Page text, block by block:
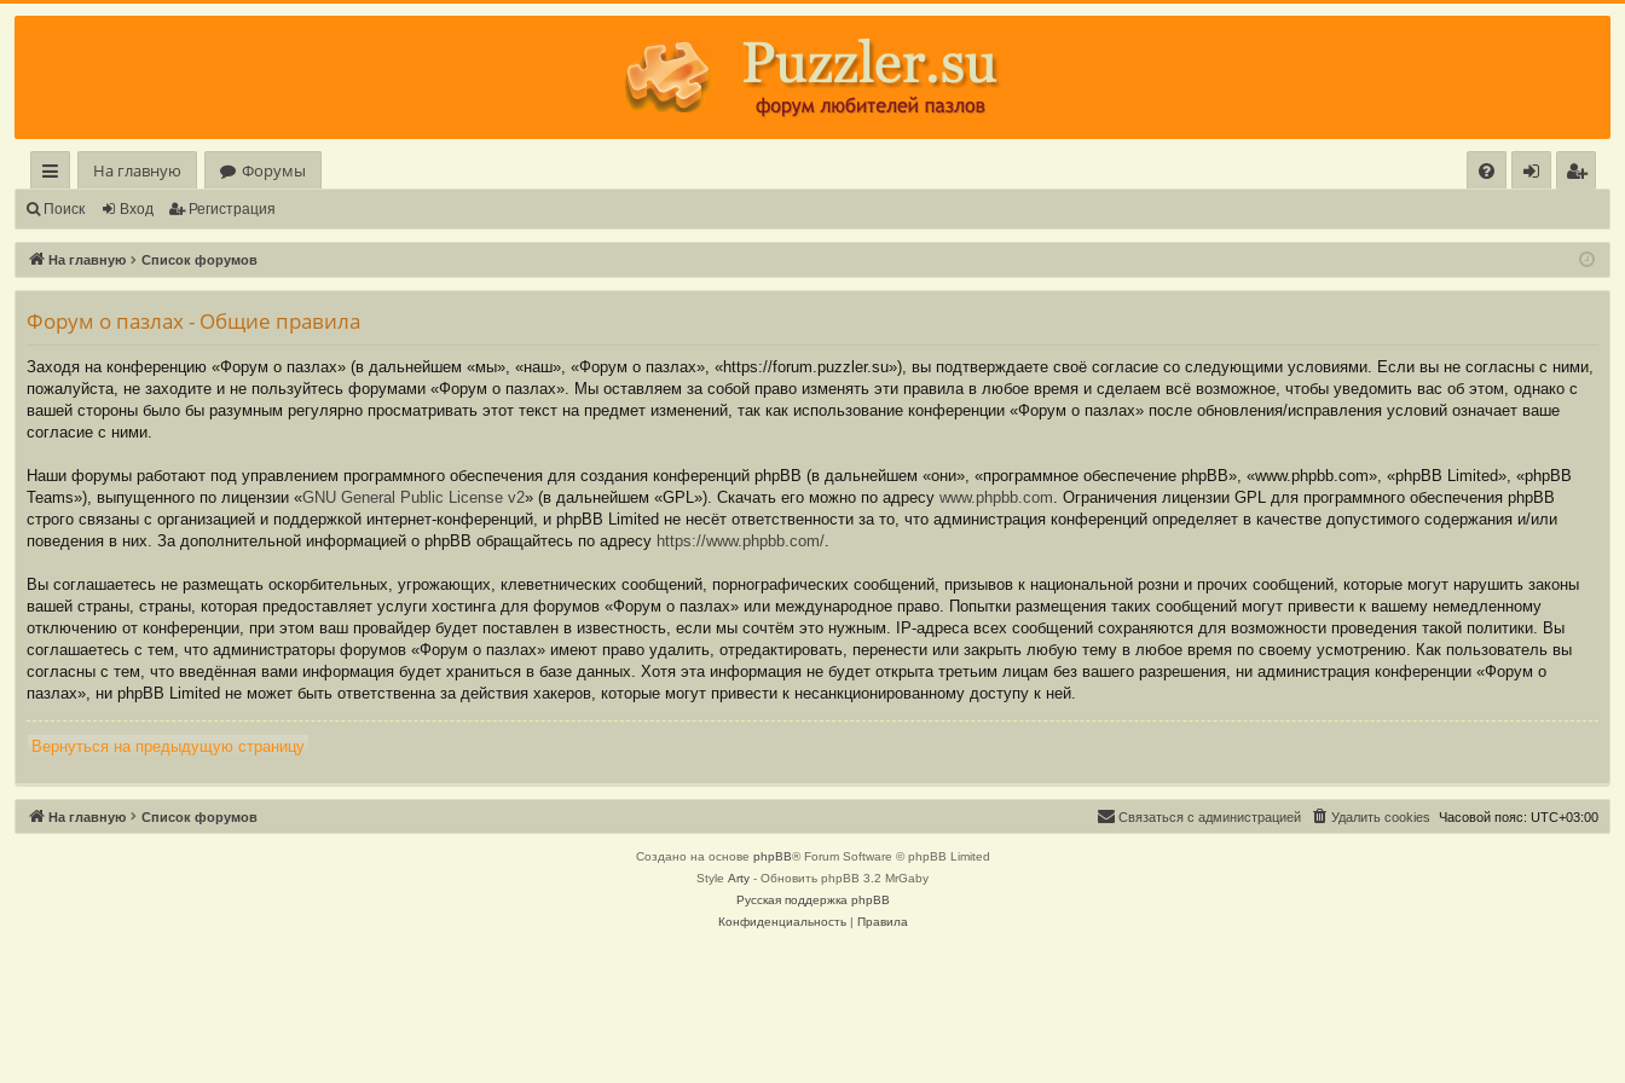
с
ы
лк
и
На главную
Форумы
Q
д
ис
тр
Поиск Вход Регистрация
На главную Список форумов
Форум о пазлах - Общие правила
Заходя на конференцию «Форум о пазлах» (в дальнейшем «мы», «наш», «Форум о пазлах», «https://forum.puzzler.su»), вы подтверждаете своё согласие со следующими условиями. Если вы не согласны с ними,
пожалуйста, не заходите и не пользуйтесь форумами «Форум о пазлах». Мы оставляем за собой право изменять эти правила в любое время и сделаем всё возможное, чтобы уведомить вас об этом, однако с
вашей стороны было бы разумным регулярно просматривать этот текст на предмет изменений, так как использование конференции «Форум о пазлах» после обновления/исправления условий означает ваше
согласие с ними.
Наши форумы работают под управлением программного обеспечения для создания конференций phpBB (в дальнейшем «они», «программное обеспечение phpBB», «www.phpbb.com», «phpBB Limited», «phpBB
Teams»), выпущенного по лицензии «GNU General Public License v2» (в дальнейшем «GPL»). Скачать его можно по адресу www.phpbb.com . Ограничения лицензии GPL для программного обеспечения phpBB
строго связаны с организацией и поддержкой интернет-конференций, и phpBB Limited не несёт ответственности за то, что администрация конференций определяет в качестве допустимого содержания и/или
поведения в них. За дополнительной информацией о phpBB обращайтесь по адресу https://www.phpbb.com/
Вы соглашаетесь не размещать оскорбительных, угрожающих, клеветнических сообщений, порнографических сообщений, призывов к национальной розни и прочих сообщений, которые могут нарушить законы
вашей страны, страны, которая предоставляет услуги хостинга для форумов «Форум о пазлах» или международное право. Попытки размещения таких сообщений могут привести к вашему немедленному
отключению от конференции, при этом ваш провайдер будет поставлен в известность, если мы сочтём это нужным. IP-адреса всех сообщений сохраняются для возможности проведения такой политики. Вы
соглашаетесь с тем, что администраторы форумов «Форум о пазлах» имеют право удалить, отредактировать, перенести или закрыть любую тему в любое время по своему усмотрению. Как пользователь вы
согласны с тем, что введённая вами информация будет храниться в базе данных. Хотя эта информация не будет открыта третьим лицам без вашего разрешения, ни администрация конференции «Форум о
пазлах», ни phpBB Limited не может быть ответственна за действия хакеров, которые могут привести к несанкционированному доступу к ней.
Вернуться на предыдущую страницу
На главную Список форумов Часовой пояс: UTC+03:00
Удалить cookies
Связаться с
Связаться с администрацией
Создано на основе phpBB® Forum Software © phpBB Limited
Style Arty - Обновить phpBB 3.2 MrGaby
Русская поддержка phpBB
Конфиденциальность| Правила